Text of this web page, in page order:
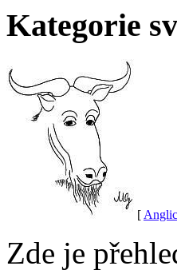
Kategorie
[
Zde je